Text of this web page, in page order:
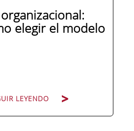
elegir el modelo
LEYENDO